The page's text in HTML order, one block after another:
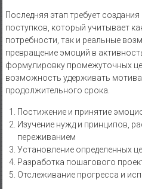
Последняя этап требует
поступков, который учитывает
потребности, так и реальные
превращение эмоций в
формулировку промежуточных
возможность удерживать
продолжительного срока.
Постижение и принятие
Изучение нужд и принципов,
переживанием
Установление определенных
Разработка пошагового
Отслеживание прогресса и